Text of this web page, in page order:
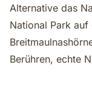
Alternative das
National Park
Berühren, echte